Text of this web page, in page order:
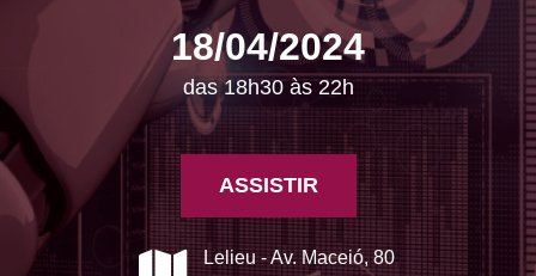
18/04/2024
das 18h30 às 22h
ASSISTIR
Lelieu - Av. Maceió, 80